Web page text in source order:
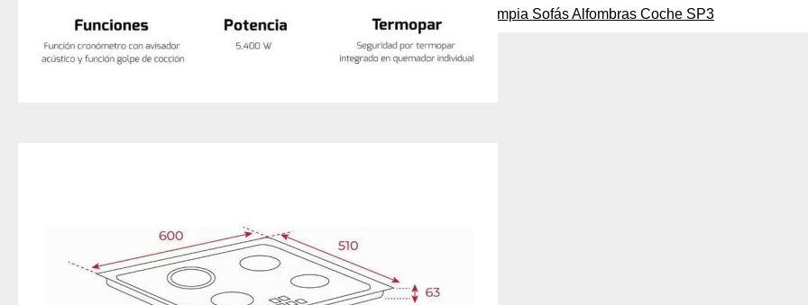
Aspiradora Quitamanchas 450W VALBERG 1,1L Limpia Sofás Alfombras Coche SP3
de cookies. Esta información puede estar relacionada contigo, tus preferencias o tu dispositivo
principalmente para garantizar que el sitio web funcione correctamente. Por lo general, la
identifica directamente, pero puede brindarte una experiencia web personalizada. Debido a
derecho a la privacidad, te damos la opción de no permitir ciertos tipos de cookies. Haz clic en
sesión mientras navegas o administrar tu carrito de compras. También nos permitirán
técnico que pueda afectar la presentación del Sitio y / o la navegación en el Sitio. Puedes
para bloquear o ser notificado de la existencia de estas cookies, pero algunas partes del sitio
afectadas. Estas cookies no almacenan ninguna información de identificación personal.